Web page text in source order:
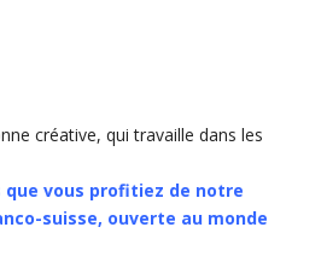
créative, qui travaille dans les
que vous profitiez de notre
suisse, ouverte au monde